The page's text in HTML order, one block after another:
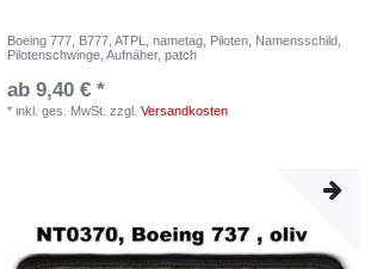
Boeing 777, B777, ATPL, nametag, Piloten, Namensschild,
Pilotenschwinge, Aufnäher, patch
ab 9,40 € *
*inkl. ges. MwSt. zzgl.Versandkosten